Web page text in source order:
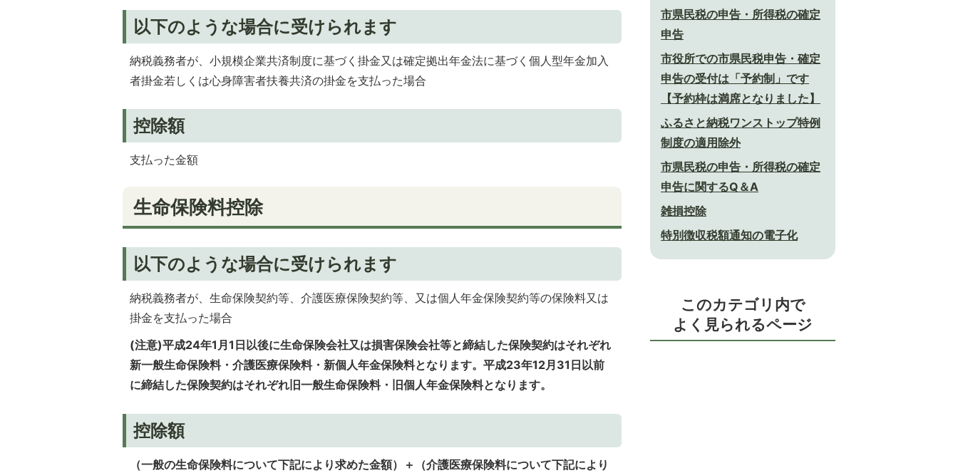
以下のような場合に受けられます
納税義務者が、小規模企業共済制度に基づく掛金又は確定拠出年金法に基づく個人型年金加入
者掛金若しくは心身障害者扶養共済の掛金を支払った場合
控除額
支払った金額
生命保険料控除
以下のような場合に受けられます
納税義務者が、生命保険契約等、介護医療保険契約等、又は個人年金保険契約等の保険料又は
掛金を支払った場合
(注意)平成24年1月1日以後に生命保険会社又は損害保険会社等と締結した保険契約はそれぞれ
新一般生命保険料・介護医療保険料・新個人年金保険料となります。平成23年12月31日以前
に締結した保険契約はそれぞれ旧一般生命保険料・旧個人年金保険料となります。
控除額
（一般の生命保険料について下記により求めた金額）＋（介護医療保険料について下記により
市県民税の申告・所得税の確定
申告
市役所での市県民税申告・確定
申告の受付は「予約制」です
【予約枠は満席となりました】
ふるさと納税ワンストップ特例
制度の適用除外
市県民税の申告・所得税の確定
申告に関するQ＆A
雑損控除
特別徴収税額通知の電子化
このカテゴリ内で
よく見られるページ